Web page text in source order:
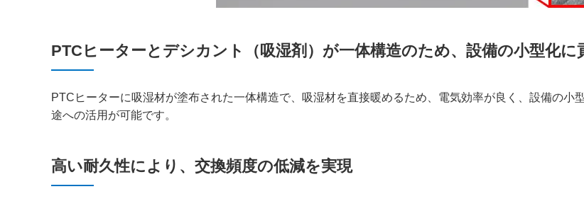
PTCヒーターとデシカント（吸湿剤）が一体構造のため、設備の小型化に
PTCヒーターに吸湿材が塗布された一体構造で、吸湿材を直接暖めるため、電気効率が良く、設備の小
途への活用が可能です。
高い耐久性により、交換頻度の低減を実現